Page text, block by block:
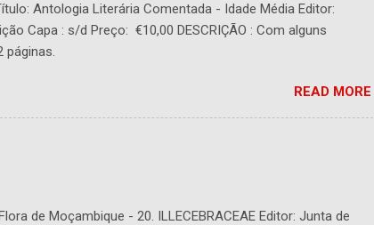
Antologia Literária Comentada - Idade Média Editor:
Capa : s/d Preço: €10,00 DESCRIÇÃO : Com alguns
páginas.
READ MORE
de Moçambique - 20. ILLECEBRACEAE Editor: Junta de